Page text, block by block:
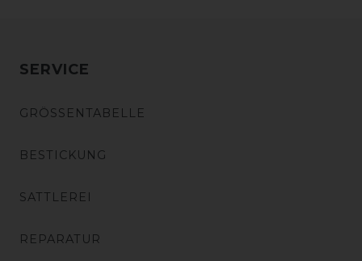
SERVICE
GRÖSSENTABELLE
BESTICKUNG
SATTLEREI
REPARATUR